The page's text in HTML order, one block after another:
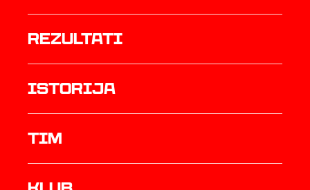
rezultati
istorija
TIM